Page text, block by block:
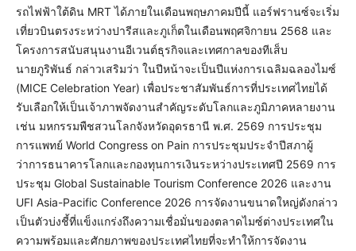
รถไฟฟ้าใต้ดิน MRT ได้ภายในเดือนพฤษภาคมปีนี้ แอร์ฟรานซ์จะเริ่ม
เที่ยวบินตรงระหว่างปารีสและภูเก็ตในเดือนพฤศจิกายน 2568 และ
โครงการสนับสนุนงานอีเวนต์ธุรกิจและเทศกาลของทีเส็บ
นายภูริพันธ์ กล่าวเสริมว่า ในปีหน้าจะเป็นปีแห่งการเฉลิมฉลองไมซ์
(MICE Celebration Year) เพื่อประชาสัมพันธ์การที่ประเทศไทยได้
รับเลือกให้เป็นเจ้าภาพจัดงานสำคัญระดับโลกและภูมิภาคหลายงาน
เช่น มหกรรมพืชสวนโลกจังหวัดอุดรธานี พ.ศ. 2569 การประชุม
การแพทย์ World Congress on Pain การประชุมประจำปีสภาผู้
ว่าการธนาคารโลกและกองทุนการเงินระหว่างประเทศปี 2569 การ
ประชุม Global Sustainable Tourism Conference 2026 และงาน
UFI Asia-Pacific Conference 2026 การจัดงานขนาดใหญ่ดังกล่าว
เป็นตัวบ่งชี้ที่แข็งแกร่งถึงความเชื่อมั่นของตลาดไมซ์ต่างประเทศใน
ความพร้อมและศักยภาพของประเทศไทยที่จะทำให้การจัดงาน